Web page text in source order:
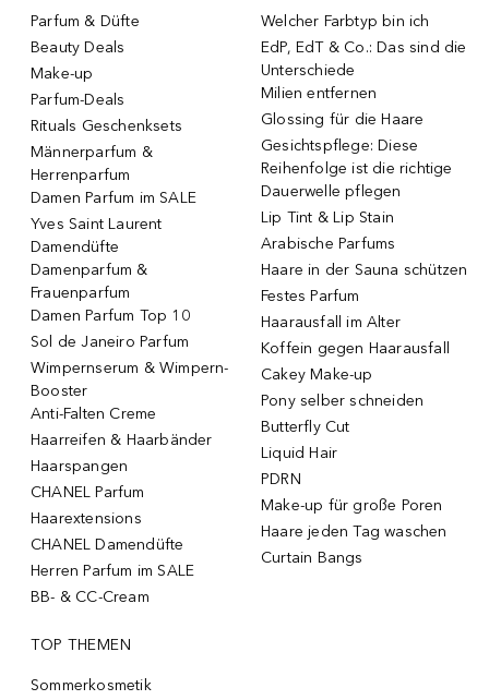
Parfum & Düfte
Beauty Deals
Make-up
Parfum-Deals
Rituals Geschenksets
Männerparfum &
Herrenparfum
Damen Parfum im SALE
Yves Saint Laurent
Damendüfte
Damenparfum &
Frauenparfum
Damen Parfum Top 10
Sol de Janeiro Parfum
Wimpernserum & Wimpern-
Booster
Anti-Falten Creme
Haarreifen & Haarbänder
Haarspangen
CHANEL Parfum
Haarextensions
CHANEL Damendüfte
Herren Parfum im SALE
BB- & CC-Cream
Welcher Farbtyp bin ich
EdP, EdT & Co.: Das sind die
Unterschiede
Milien entfernen
Glossing für die Haare
Gesichtspflege: Diese
Reihenfolge ist die richtige
Dauerwelle pflegen
Lip Tint & Lip Stain
Arabische Parfums
Haare in der Sauna schützen
Festes Parfum
Haarausfall im Alter
Koffein gegen Haarausfall
Cakey Make-up
Pony selber schneiden
Butterfly Cut
Liquid Hair
PDRN
Make-up für große Poren
Haare jeden Tag waschen
Curtain Bangs
TOP THEMEN
Sommerkosmetik